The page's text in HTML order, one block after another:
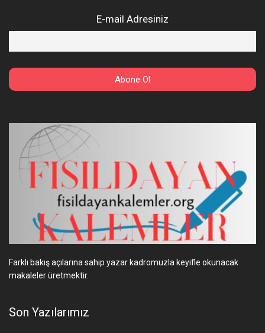
E-mail Adresiniz
Farklı bakış açılarına sahip yazar kadromuzla keyifle okunacak
makaleler üretmektir.
Son Yazılarımız